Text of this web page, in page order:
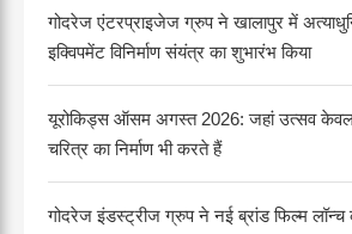
गोदरेज एंटरप्राइजेज ग्रुप ने खालापुर में
इक्विपमेंट विनिर्माण संयंत्र का शुभारंभ किया
यूरोकिड्स ऑसम अगस्त 2026: जहां उत्सव केवल
चरित्र का निर्माण भी करते हैं
गोदरेज इंडस्ट्रीज ग्रुप ने नई ब्रांड फिल्म लॉन्च